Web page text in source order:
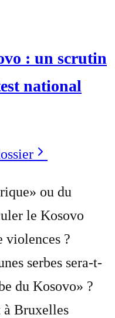
: un scrutin
national
ou du
le Kosovo
violences ?
serbes sera-t-
du Kosovo» ?
à Bruxelles